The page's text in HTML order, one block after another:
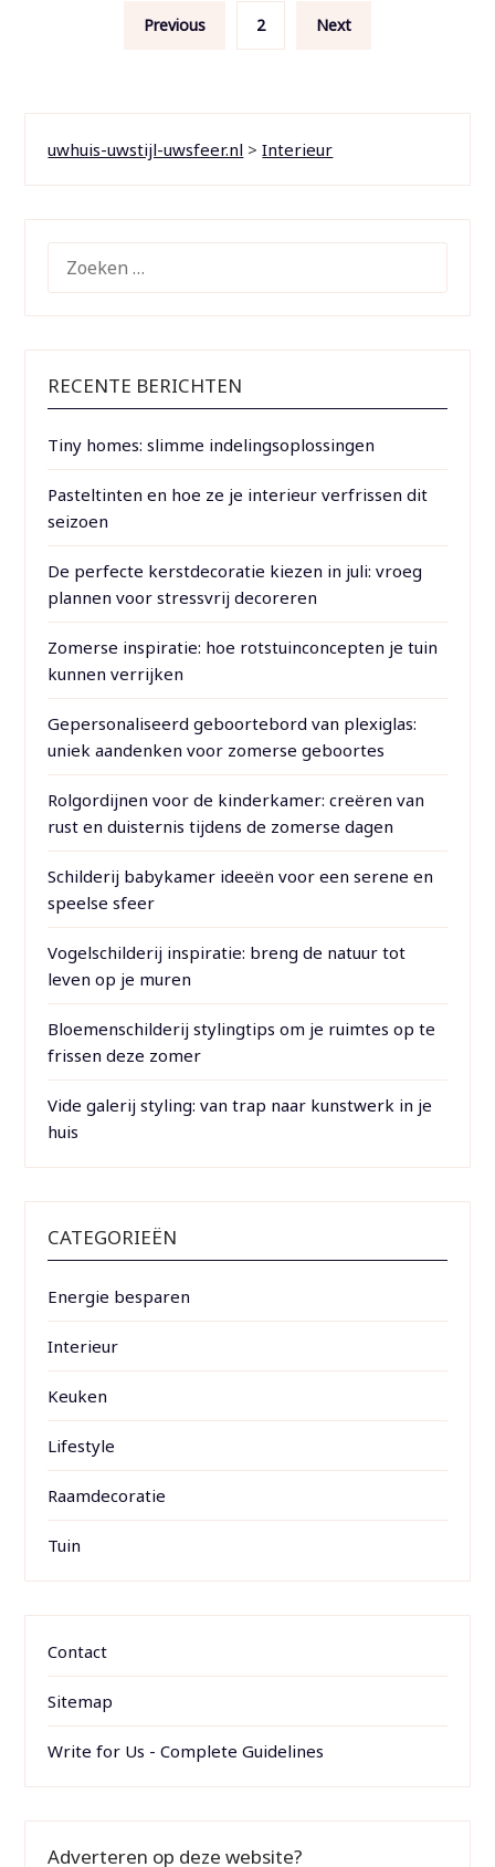
Previous 2 Next
uwhuis-uwstijl-uwsfeer.nl >Interieur
NAAR:
RECENTE BERICHTEN
Tiny homes: slimme indelingsoplossingen
Pasteltinten en hoe ze je interieur verfrissen dit
seizoen
De perfecte kerstdecoratie kiezen in juli: vroeg
plannen voor stressvrij decoreren
Zomerse inspiratie: hoe rotstuinconcepten je tuin
kunnen verrijken
Gepersonaliseerd geboortebord van plexiglas:
uniek aandenken voor zomerse geboortes
Rolgordijnen voor de kinderkamer: creëren van
rust en duisternis tijdens de zomerse dagen
Schilderij babykamer ideeën voor een serene en
speelse sfeer
Vogelschilderij inspiratie: breng de natuur tot
leven op je muren
Bloemenschilderij stylingtips om je ruimtes op te
frissen deze zomer
Vide galerij styling: van trap naar kunstwerk in je
huis
CATEGORIEËN
Energie besparen
Interieur
Keuken
Lifestyle
Raamdecoratie
Tuin
Contact
Sitemap
Write for Us - Complete Guidelines
Adverteren op deze website?